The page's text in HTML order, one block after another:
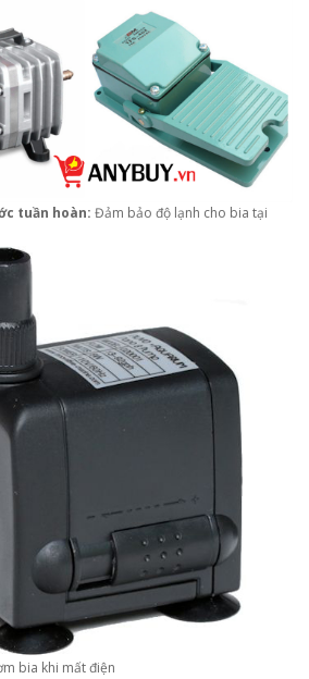
tuần hoàn: Đảm bảo độ lạnh cho bia tại
bia khi mất điện